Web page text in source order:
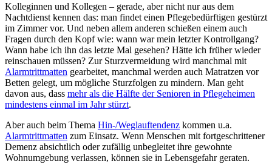
Kolleginnen und Kollegen – gerade, aber nicht nur aus dem
Nachtdienst kennen das: man findet einen Pflegebedürftigen gestürzt
im Zimmer vor. Und neben allem anderen schießen einem auch
Fragen durch den Kopf wie: wann war mein letzter Kontrollgang?
Wann habe ich ihn das letzte Mal gesehen? Hätte ich früher wieder
reinschauen müssen? Zur Sturzvermeidung wird manchmal mit
Alarmtrittmatten gearbeitet, manchmal werden auch Matratzen vor
Betten gelegt, um mögliche Sturzfolgen zu mindern. Man geht
davon aus, dass mehr als die Hälfte der Senioren in Pflegeheimen
mindestens einmal im Jahr stürzt.
Aber auch beim Thema Hin-/Weglauftendenz kommen u.a.
Alarmtrittmatten zum Einsatz. Wenn Menschen mit fortgeschrittener
Demenz absichtlich oder zufällig unbegleitet ihre gewohnte
Wohnumgebung verlassen, können sie in Lebensgefahr geraten.